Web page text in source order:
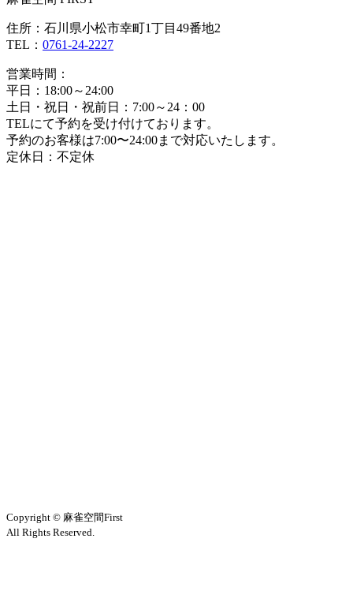
住所：石川県小松市幸町1丁目49番地2
TEL： 0761-24-2227
営業時間：
平日：18:00～24:00
土日・祝日・祝前日：7:00～24：00
TELにて予約を受け付けております。
予約のお客様は7:00〜24:00まで対応いたします。
定休日：不定休
Copyright © 麻雀空間First
All Rights Reserved.